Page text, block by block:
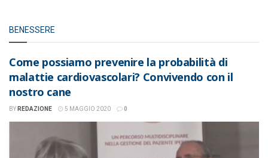
BENESSERE
Come possiamo prevenire la probabilità di
malattie cardiovascolari? Convivendo con il
nostro cane
BY REDAZIONE 5 MAGGIO 2020 0